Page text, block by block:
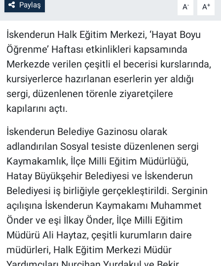
Paylaş A- A+
İskenderun Halk Eğitim Merkezi, ‘Hayat Boyu
Öğrenme’ Haftası etkinlikleri kapsamında
Merkezde verilen çeşitli el becerisi kurslarında,
kursiyerlerce hazırlanan eserlerin yer aldığı
sergi, düzenlenen törenle ziyaretçilere
kapılarını açtı.
İskenderun Belediye Gazinosu olarak
adlandırılan Sosyal tesiste düzenlenen sergi
Kaymakamlık, İlçe Milli Eğitim Müdürlüğü,
Hatay Büyükşehir Belediyesi ve İskenderun
Belediyesi iş birliğiyle gerçekleştirildi. Serginin
açılışına İskenderun Kaymakamı Muhammet
Önder ve eşi İlkay Önder, İlçe Milli Eğitim
Müdürü Ali Haytaz, çeşitli kurumların daire
müdürleri, Halk Eğitim Merkezi Müdür